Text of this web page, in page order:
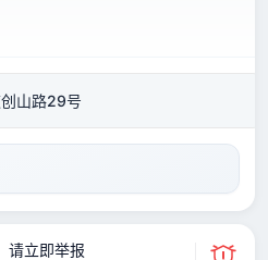
山路29号
请立即举报